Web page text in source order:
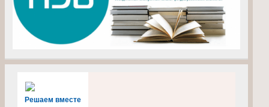
Решаем вместе